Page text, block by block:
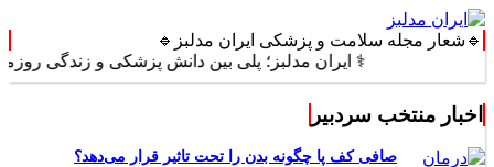
🔹شعار مجله سلامت و پزشکی ایران مدلبز🔹
⚕️ ایران مدلبز؛ پلی بین دانش پزشکی و زندگی روزمره ⚕️
اخبار منتخب سردبیر
صافی کف پا چگونه بدن را تحت تاثیر قرار می‌دهد؟